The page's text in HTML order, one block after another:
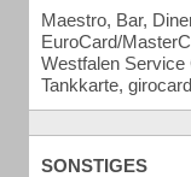
Maestro, Bar,
EuroCard/
Westfalen Service
Tankkarte,
SONSTIGES